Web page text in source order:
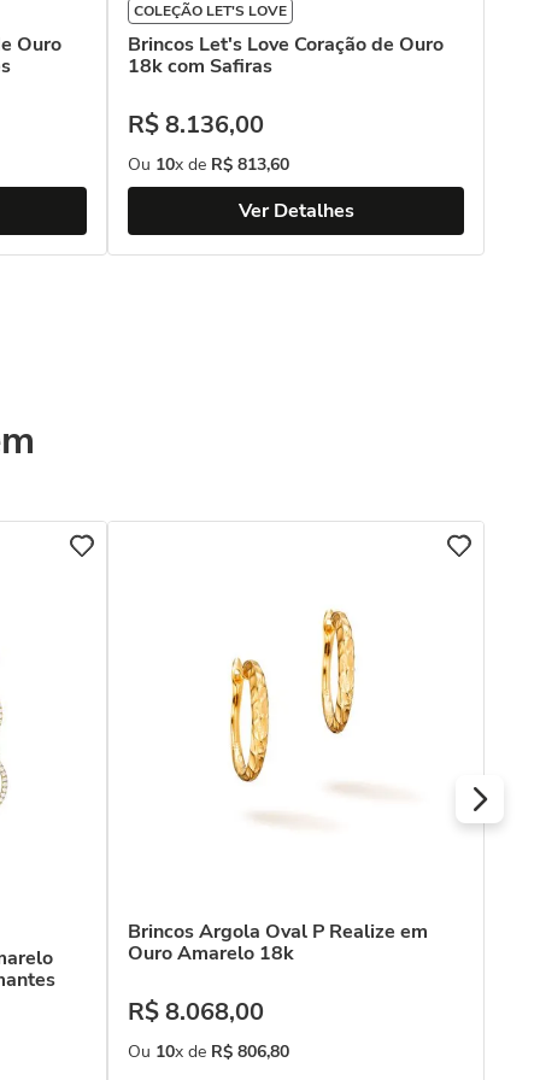
Ouro
COLEÇÃO LET'S LOVE
Brincos Let's Love Coração de Ouro
18k com Safiras
R$8.136,00
Ou 10x de R$ 813,60
Ver Detalhes
Brincos Argola Oval P Realize em
Ouro Amarelo 18k
R$8.068,00
Ou 10x de R$ 806,80